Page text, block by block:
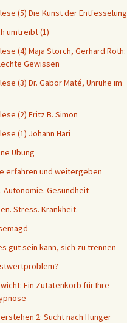
(5) Die Kunst der Entfesselung
umtreibt (1)
(4) Maja Storch, Gerhard Roth:
Gewissen
(3) Dr. Gabor Maté, Unruhe im
(2) Fritz B. Simon
(1) Johann Hari
Übung
erfahren und weitergeben
Autonomie. Gesundheit
Stress. Krankheit.
gut sein kann, sich zu trennen
Ein Zutatenkorb für Ihre
2: Sucht nach Hunger